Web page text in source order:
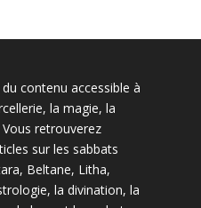
contenu accessible à
la magie, la
retrouverez
sur les sabbats
Beltane, Litha,
la divination, la